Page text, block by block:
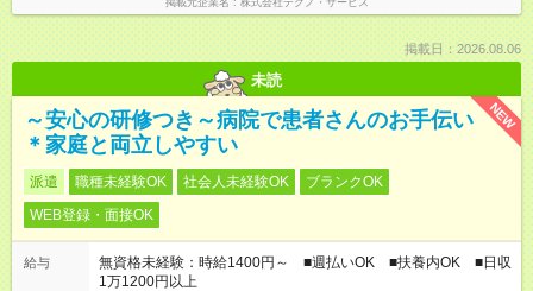
掲載元企業名 株式会社テクノ・サービス
掲載日：2026.08.06
未読
NEW
～安心の研修つき～病院で患者さんのお手伝い
＊家庭と両立しやすい
派遣 職種未経験OK 社会人未経験OK
ブランクOK
WEB登録・面接OK
給与
無資格未経験：時給1400円～ ■週払いOK ■扶養内OK ■日収
1万1200円以上